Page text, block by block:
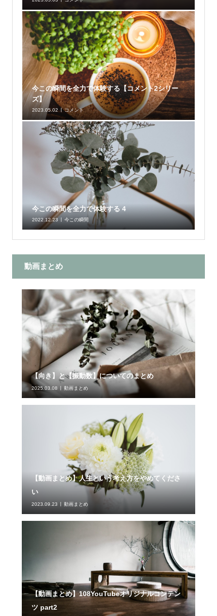
今この瞬間を全力で体験する【コメント2シリー
ズ】
2023.05.02 コメント
今この瞬間を全力で体験する 4
2022.12.23 今この瞬間
動画まとめ
【向き】と【振動数】についてのまとめ
2025.03.08 動画まとめ
【動画まとめ】人生という考え方をやめてくださ
い
2023.09.23 動画まとめ
【動画まとめ】108YouTubeオリジナルコンテン
ツ part2